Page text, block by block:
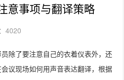
意事项与翻译策略
4020
除了要注意自己的衣着仪表外，还
议现场如何用声音表达翻译，根据